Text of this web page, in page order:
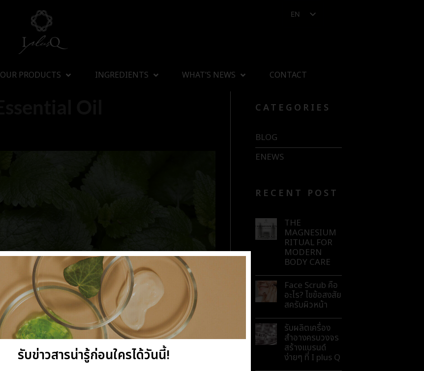
EN
OUR PRODUCTS INGREDIENTS WHAT’S NEWS CONTACT
CATEGORIES
BLOG
ENEWS
RECENT POST
THE
MAGNESIUM
RITUAL FOR
MODERN
BODY CARE
Face Scrub คือ
อะไร? ไขข้อสงสัย
สครับผิวหน้า
รับผลิตเครื่อง
สำอางครบวงจร
สร้างแบรนด์
ง่ายๆ ที่ I plus Q
รับข่าวสารน่ารู้ก่อนใครได้วันนี้!